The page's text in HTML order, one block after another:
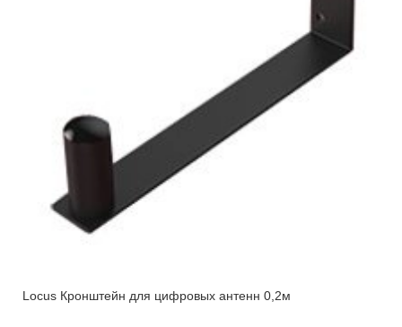
Locus Кронштейн для цифровых антенн 0,2м